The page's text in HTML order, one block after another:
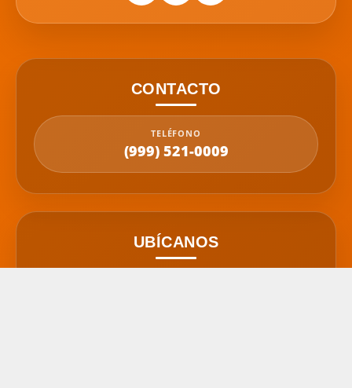
CONTACTO
TELÉFONO
(999) 521-0009
UBÍCANOS